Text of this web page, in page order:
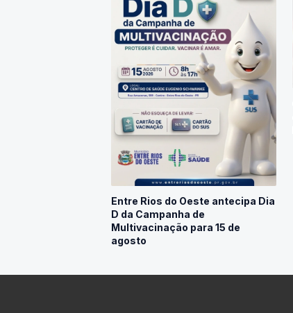
Entre Rios do Oeste antecipa Dia
D da Campanha de
Multivacinação para 15 de
agosto